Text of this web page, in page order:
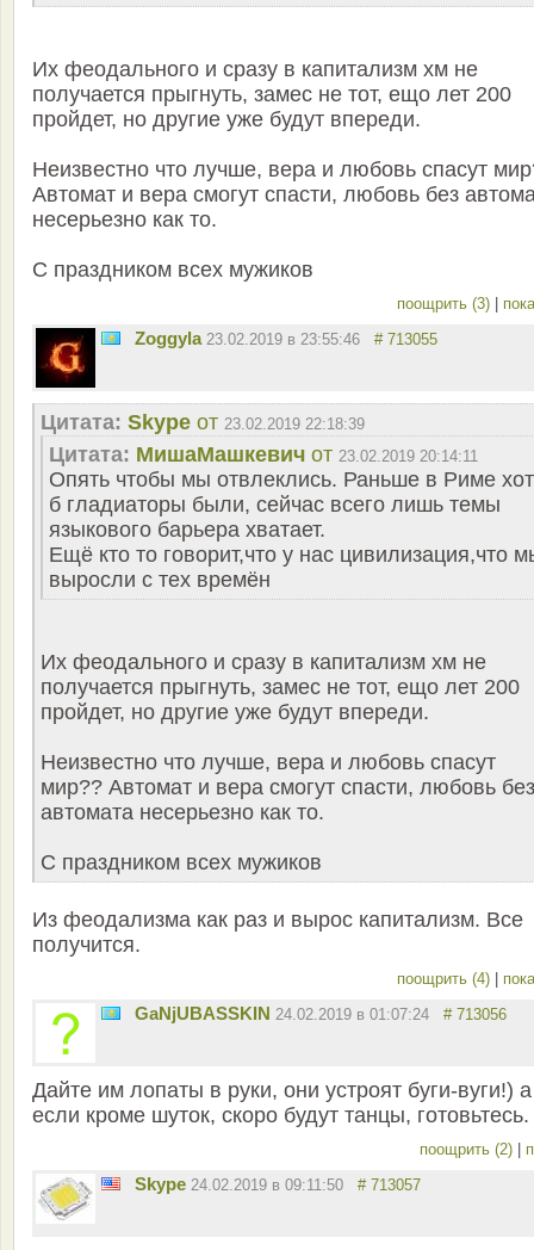
Их феодального и сразу в капитализм хм не
получается прыгнуть, замес не тот, ещо лет 200
пройдет, но другие уже будут впереди.
Неизвестно что лучше, вера и любовь спасут
Автомат и вера смогут спасти, любовь без
несерьезно как то.
С праздником всех мужиков
поощрить (3)
Zoggyla 23.02.2019 в 23:55:46 # 713055
Цитата: Skype от 23.02.2019 22:18:39
Цитата: MишаМашкевич от 23.02.2019 20:14:11
Опять чтобы мы отвлеклись. Раньше в Риме
б гладиаторы были, сейчас всего лишь темы
языкового барьера хватает.
Ещё кто то говорит,что у нас цивилизация,что
выросли с тех времён
Их феодального и сразу в капитализм хм не
получается прыгнуть, замес не тот, ещо лет 200
пройдет, но другие уже будут впереди.
Неизвестно что лучше, вера и любовь спасут
мир?? Автомат и вера смогут спасти, любовь без
автомата несерьезно как то.
С праздником всех мужиков
Из феодализма как раз и вырос капитализм. Все
получится.
поощрить (4)
GaNjUBASSKIN 24.02.2019 в 01:07:24 # 713056
Дайте им лопаты в руки, они устроят буги-вуги!) а
если кроме шуток, скоро будут танцы, готовьтесь.
поощрить (2)
Skype 24.02.2019 в 09:11:50 # 713057